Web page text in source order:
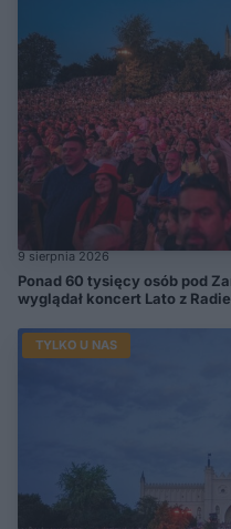
9 sierpnia 2026
Ponad 60 tysięcy osób pod
wyglądał koncert Lato z
TYLKO U NAS